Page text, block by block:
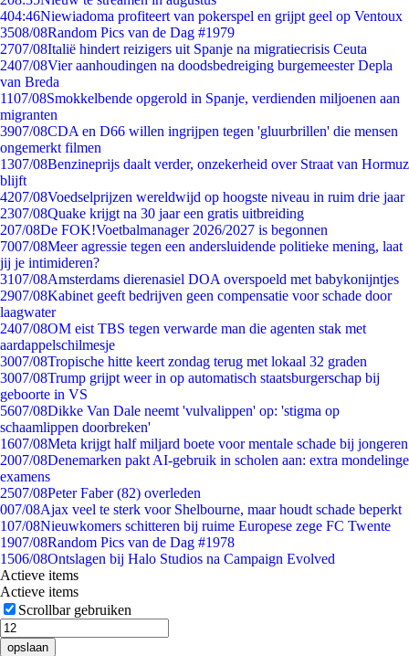
404:46Niewiadoma profiteert van pokerspel en grijpt geel op Ventoux
3508/08Random Pics van de Dag #1979
2707/08Italië hindert reizigers uit Spanje na migratiecrisis Ceuta
2407/08Vier aanhoudingen na doodsbedreiging burgemeester Depla
van Breda
1107/08Smokkelbende opgerold in Spanje, verdienden miljoenen aan
migranten
3907/08CDA en D66 willen ingrijpen tegen 'gluurbrillen' die mensen
ongemerkt filmen
1307/08Benzineprijs daalt verder, onzekerheid over Straat van Hormuz
blijft
4207/08Voedselprijzen wereldwijd op hoogste niveau in ruim drie jaar
2307/08Quake krijgt na 30 jaar een gratis uitbreiding
207/08De FOK!Voetbalmanager 2026/2027 is begonnen
7007/08Meer agressie tegen een andersluidende politieke mening, laat
jij je intimideren?
3107/08Amsterdams dierenasiel DOA overspoeld met babykonijntjes
2907/08Kabinet geeft bedrijven geen compensatie voor schade door
laagwater
2407/08OM eist TBS tegen verwarde man die agenten stak met
aardappelschilmesje
3007/08Tropische hitte keert zondag terug met lokaal 32 graden
3007/08Trump grijpt weer in op automatisch staatsburgerschap bij
geboorte in VS
5607/08Dikke Van Dale neemt 'vulvalippen' op: 'stigma op
schaamlippen doorbreken'
1607/08Meta krijgt half miljard boete voor mentale schade bij jongeren
2007/08Denemarken pakt AI-gebruik in scholen aan: extra mondelinge
examens
2507/08Peter Faber (82) overleden
007/08Ajax veel te sterk voor Shelbourne, maar houdt schade beperkt
107/08Nieuwkomers schitteren bij ruime Europese zege FC Twente
1907/08Random Pics van de Dag #1978
1506/08Ontslagen bij Halo Studios na Campaign Evolved
Actieve items
Actieve items
Scrollbar gebruiken
opslaan